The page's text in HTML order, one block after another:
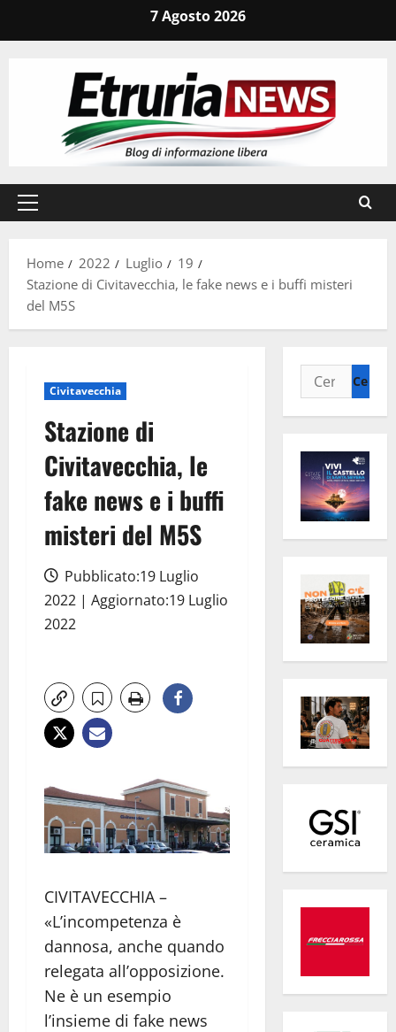
7 Agosto 2026
Menu
Home
2022 Luglio
19
Stazione di Civitavecchia, le fake news e i buffi misteri
del M5S
Civitavecchia
Stazione di
Civitavecchia, le
fake news e i buffi
misteri del M5S
Pubblicato:19 Luglio
2022 | Aggiornato:19 Luglio
2022
CIVITAVECCHIA –
«L’incompetenza è
dannosa, anche quando
relegata all’opposizione.
Ne è un esempio
l’insieme di fake news
Ricerca
per: